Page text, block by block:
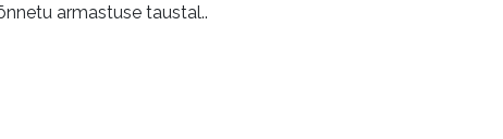
armastuse taustal..